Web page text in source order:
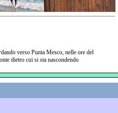
verso Punta Mesco, nelle ore del
dietro cui si sta nascondendo